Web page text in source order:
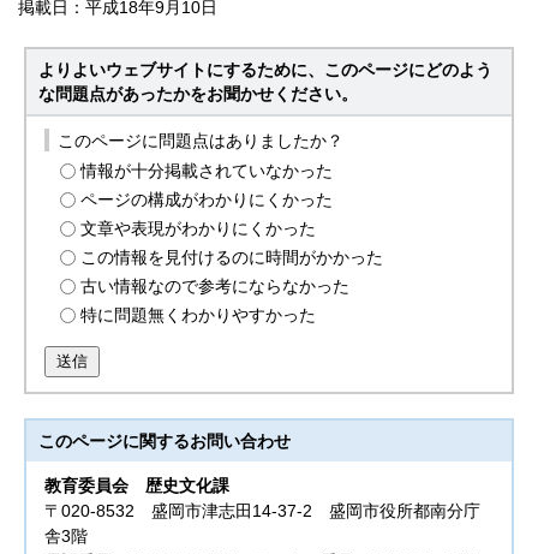
掲載日：平成18年9月10日
よりよいウェブサイトにするために、このページにどのよう
な問題点があったかをお聞かせください。
このページに問題点はありましたか？
情報が十分掲載されていなかった
ページの構成がわかりにくかった
文章や表現がわかりにくかった
この情報を見付けるのに時間がかかった
古い情報なので参考にならなかった
特に問題無くわかりやすかった
送信
このページに関するお問い合わせ
教育委員会 歴史文化課
〒020-8532 盛岡市津志田14-37-2 盛岡市役所都南分庁
舎3階